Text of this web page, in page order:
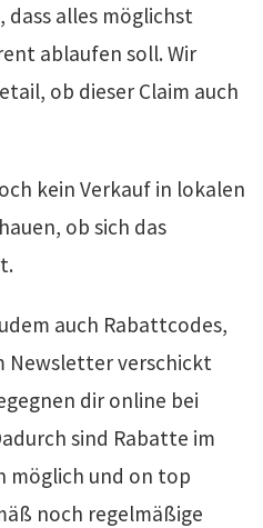
alles möglichst
ablaufen soll. Wir
ob dieser Claim auch
kein Verkauf in lokalen
ob sich das
auch Rabattcodes,
Newsletter verschickt
dir online bei
sind Rabatte im
möglich und on top
noch regelmäßige